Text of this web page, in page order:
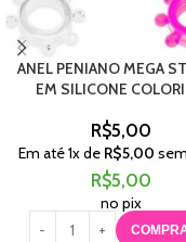
ANEL PENIANO MEGA
EM SILICONE
R$5,00
Em até1x de R$5,00
R$5,00
no pix